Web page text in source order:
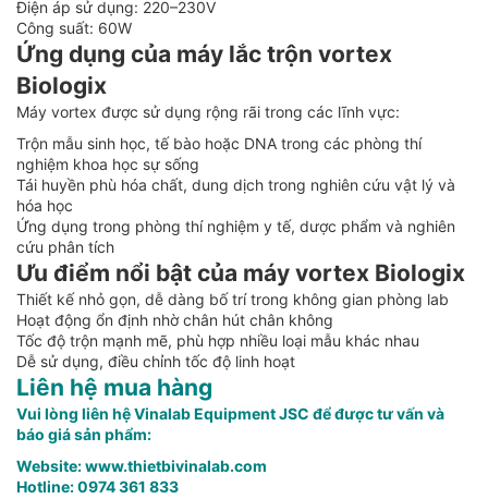
Điện áp sử dụng: 220–230V
Công suất: 60W
Ứng dụng của máy lắc trộn vortex
Biologix
Máy vortex được sử dụng rộng rãi trong các lĩnh vực:
Trộn mẫu sinh học, tế bào hoặc DNA trong các phòng thí
nghiệm khoa học sự sống
Tái huyền phù hóa chất, dung dịch trong nghiên cứu vật lý và
hóa học
Ứng dụng trong phòng thí nghiệm y tế, dược phẩm và nghiên
cứu phân tích
Ưu điểm nổi bật của máy vortex Biologix
Thiết kế nhỏ gọn, dễ dàng bố trí trong không gian phòng lab
Hoạt động ổn định nhờ chân hút chân không
Tốc độ trộn mạnh mẽ, phù hợp nhiều loại mẫu khác nhau
Dễ sử dụng, điều chỉnh tốc độ linh hoạt
Liên hệ mua hàng
Vui lòng liên hệ Vinalab Equipment JSC để được tư vấn và
báo giá sản phẩm:
Website:www.thietbivinalab.com
Hotline: 0974 361 833